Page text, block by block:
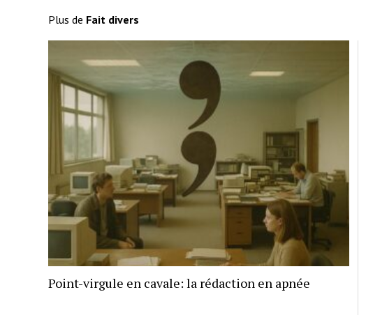
Plus de Fait divers
Point-virgule en cavale: la rédaction en apnée